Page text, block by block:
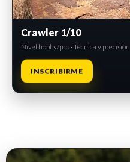
Crawler 1/10
Nivel hobby/pro · Técnica y precisión
INSCRIBIRME